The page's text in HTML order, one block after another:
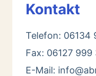
Kontakt
Telefon: 06134
Fax: 06127 999
E-Mail: